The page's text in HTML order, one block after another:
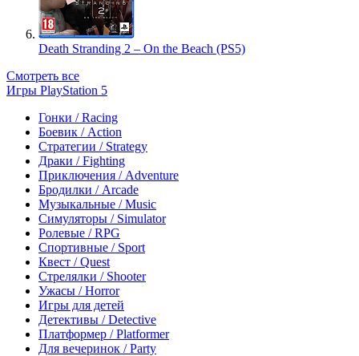
Death Stranding 2 – On the Beach (PS5)
Смотреть все
Игры PlayStation 5
Гонки / Racing
Боевик / Action
Стратегии / Strategy
Драки / Fighting
Приключения / Adventure
Бродилки / Arcade
Музыкальные / Music
Симуляторы / Simulator
Ролевые / RPG
Спортивные / Sport
Квест / Quest
Стрелялки / Shooter
Ужасы / Horror
Игры для детей
Детективы / Detective
Платформер / Platformer
Для вечеринок / Party